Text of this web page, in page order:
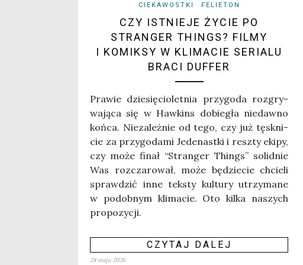
CIEKAWOSTKI FELIETON
CZY ISTNIEJE ŻYCIE PO
STRANGER THINGS? FILMY
I KOMIKSY W KLIMACIE SERIALU
BRACI DUFFER
Pra­wie dzie­się­cio­let­nia przy­go­da roz­gry­
wa­ją­ca się w Haw­kins dobie­gła nie­daw­no
koń­ca. Nie­za­leż­nie od tego, czy już tęsk­ni­
cie za przy­go­da­mi Jede­nast­ki i resz­ty eki­py,
czy może finał “Stran­ger Things” solid­nie
Was roz­cza­ro­wał, może będzie­cie chcie­li
spraw­dzić inne tek­sty kul­tu­ry utrzy­ma­ne
w podob­nym kli­ma­cie. Oto kil­ka naszych
propozycji.
CZYTAJ DALEJ
24 maja 2026